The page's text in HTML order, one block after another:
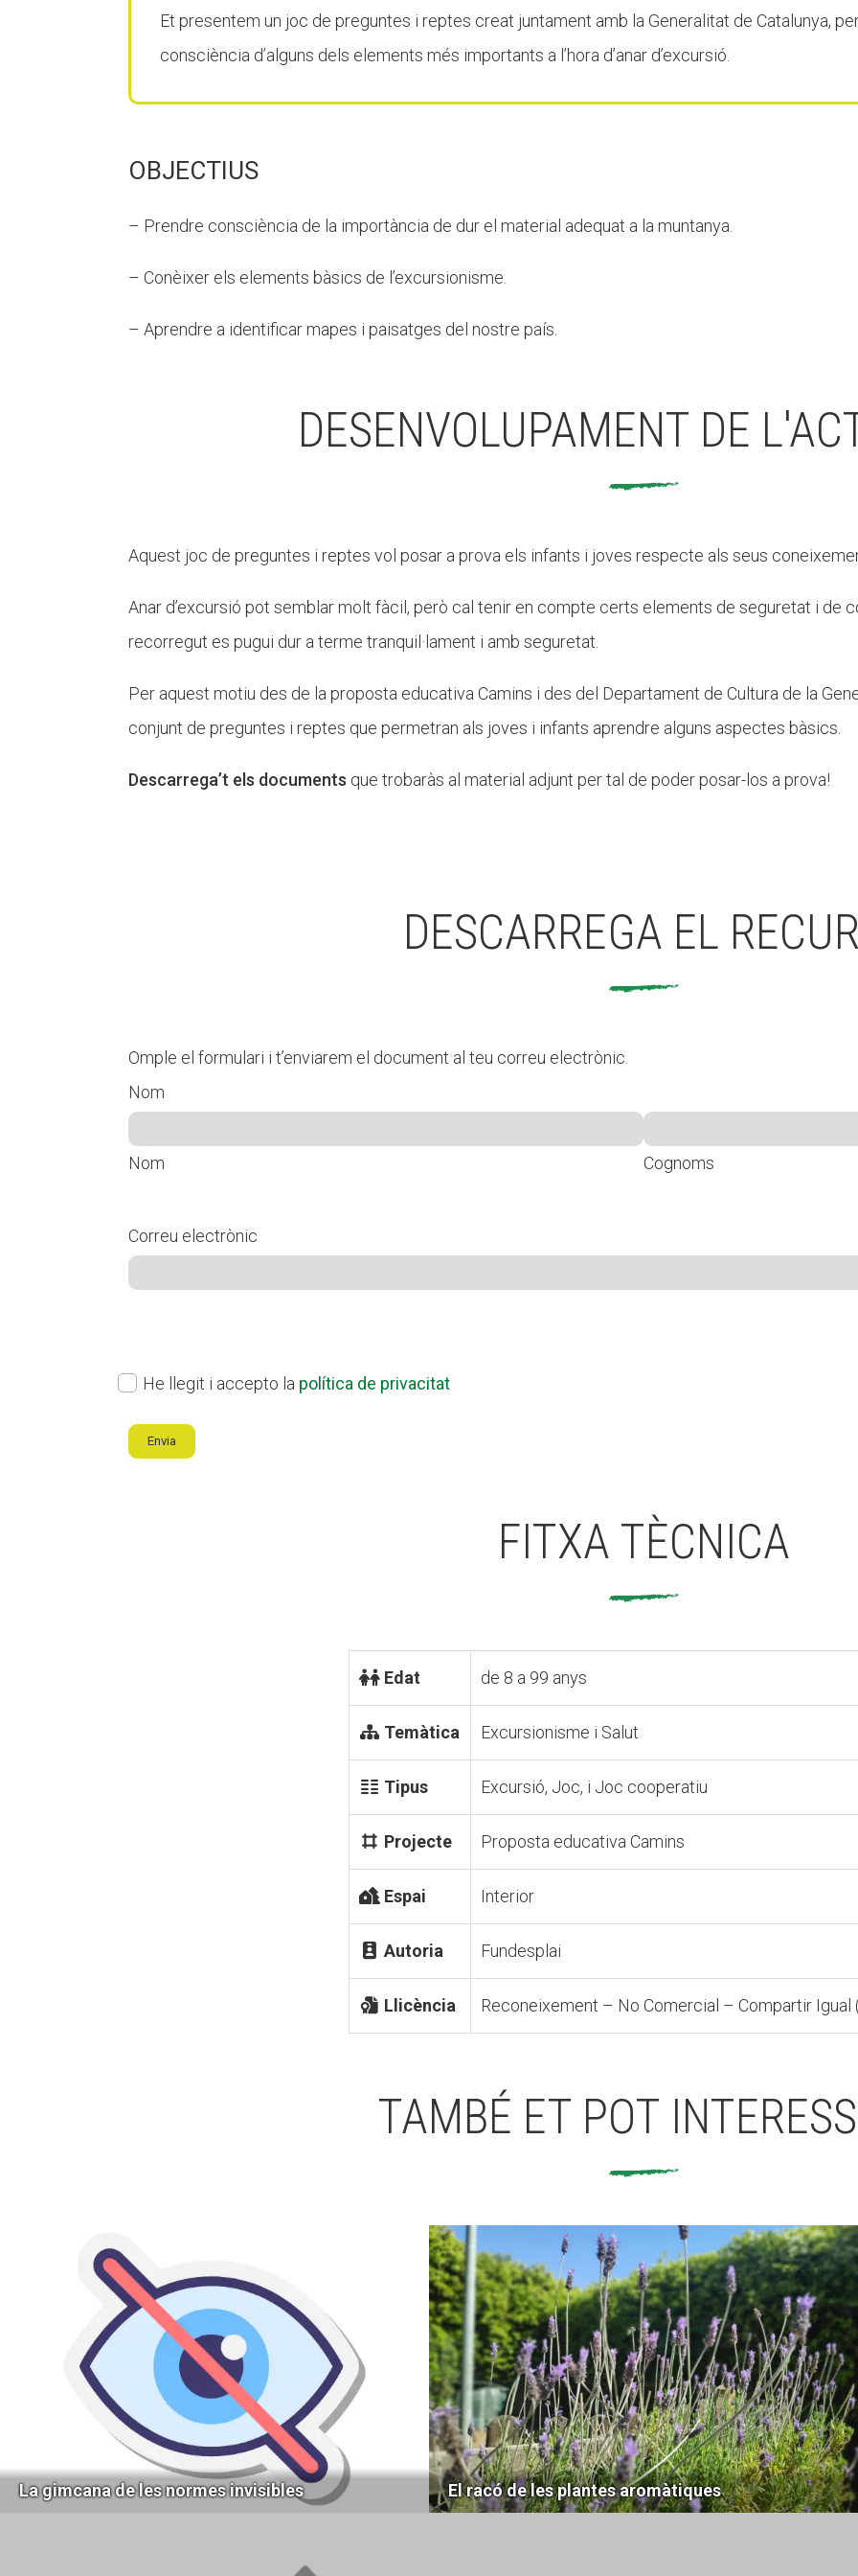
Et presentem un joc de preguntes i reptes creat juntament amb la Generalitat de Catalunya,
consciència d’alguns dels elements més importants a l’hora d’anar d’excursió.
OBJECTIUS
– Prendre consciència de la importància de dur el material adequat a la muntanya.
– Conèixer els elements bàsics de l’excursionisme.
– Aprendre a identificar mapes i paisatges del nostre país.
DESENVOLUPAMENT DE
Aquest joc de preguntes i reptes vol posar a prova els infants i joves respecte als seus
Anar d’excursió pot semblar molt fàcil, però cal tenir en compte certs elements de seguretat i de
recorregut es pugui dur a terme tranquil·lament i amb seguretat.
Per aquest motiu des de la proposta educativa Camins i des del Departament de Cultura de la
conjunt de preguntes i reptes que permetran als joves i infants aprendre alguns aspectes bàsics.
Descarrega’t els documents que trobaràs al material adjunt per tal de poder posar-los a prova!
DESCARREGA EL
Omple el formulari i t’enviarem el document al teu correu electrònic.
Nom
Nom Cognoms
Correu electrònic
ok(Obligatori)
He llegit i accepto la política de privacitat
Envia
FITXA TÈCNICA
Edat de 8 a 99 anys
Temàtica Excursionisme i Salut
Tipus Excursió, Joc, i Joc cooperatiu
Projecte Proposta educativa Camins
Espai Interior
Autoria Fundesplai
Llicència Reconeixement – No Comercial – Compartir Igual
TAMBÉ ET POT
La gimcana de les normes invisibles El racó de les plantes aromàtiques